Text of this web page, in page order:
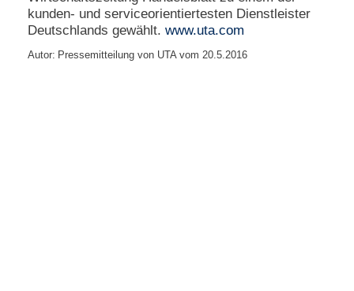
kunden- und serviceorientiertesten Dienstleister
Deutschlands gewählt. www.uta.com
Autor: Pressemitteilung von UTA vom 20.5.2016